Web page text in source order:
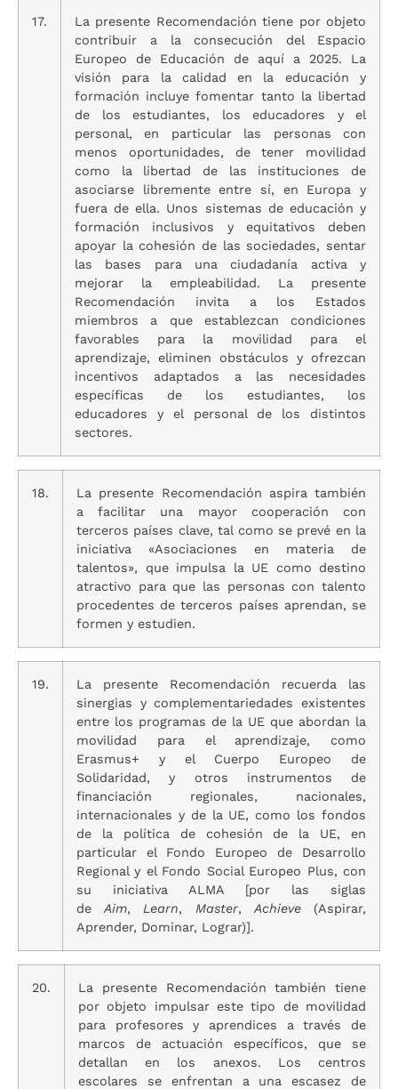
17.
La presente Recomendación tiene por objeto
contribuir a la consecución del Espacio
Europeo de Educación de aquí a 2025. La
visión para la calidad en la educación y
formación incluye fomentar tanto la libertad
de los estudiantes, los educadores y el
personal, en particular las personas con
menos oportunidades, de tener movilidad
como la libertad de las instituciones de
asociarse libremente entre sí, en Europa y
fuera de ella. Unos sistemas de educación y
formación inclusivos y equitativos deben
apoyar la cohesión de las sociedades, sentar
las bases para una ciudadanía activa y
mejorar la empleabilidad. La presente
Recomendación invita a los Estados
miembros a que establezcan condiciones
favorables para la movilidad para el
aprendizaje, eliminen obstáculos y ofrezcan
incentivos adaptados a las necesidades
específicas de los estudiantes, los
educadores y el personal de los distintos
sectores.
18.
La presente Recomendación aspira también
a facilitar una mayor cooperación con
terceros países clave, tal como se prevé en la
iniciativa «Asociaciones en materia de
talentos», que impulsa la UE como destino
atractivo para que las personas con talento
procedentes de terceros países aprendan, se
formen y estudien.
19.
La presente Recomendación recuerda las
sinergias y complementariedades existentes
entre los programas de la UE que abordan la
movilidad para el aprendizaje, como
Erasmus+ y el Cuerpo Europeo de
Solidaridad, y otros instrumentos de
financiación regionales, nacionales,
internacionales y de la UE, como los fondos
de la política de cohesión de la UE, en
particular el Fondo Europeo de Desarrollo
Regional y el Fondo Social Europeo Plus, con
su iniciativa ALMA [por las siglas
deAim, Learn, Master, Achieve(Aspirar,
Aprender, Dominar, Lograr)].
20.
La presente Recomendación también tiene
por objeto impulsar este tipo de movilidad
para profesores y aprendices a través de
marcos de actuación específicos, que se
detallan en los anexos. Los centros
escolares se enfrentan a una escasez de